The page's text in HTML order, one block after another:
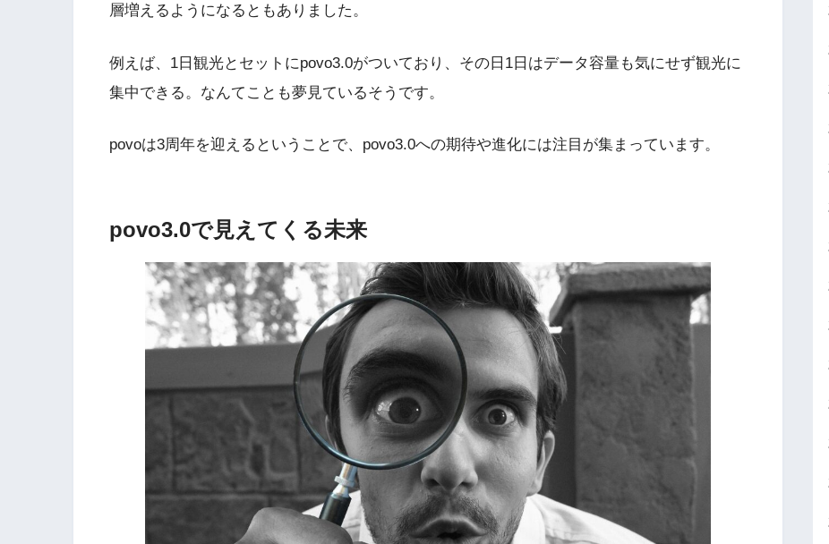
層増えるようになるともありました。
例えば、1日観光とセットにpovo3.0がついており、その日1日はデータ容量も気にせず観光に
集中できる。なんてことも夢見ているそうです。
povoは3周年を迎えるということで、povo3.0への期待や進化には注目が集まっています。
povo3.0で見えてくる未来